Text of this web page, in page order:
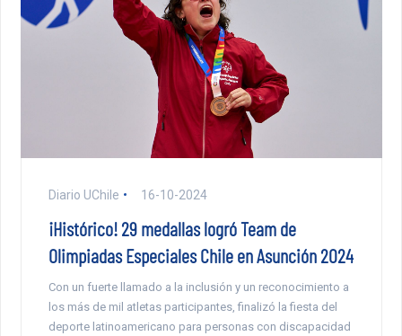
Diario UChile 16-10-2024
¡Histórico! 29 medallas logró Team de
Olimpiadas Especiales Chile en Asunción 2024
Con un fuerte llamado a la inclusión y un reconocimiento a
los más de mil atletas participantes, finalizó la fiesta del
deporte latinoamericano para personas con discapacidad